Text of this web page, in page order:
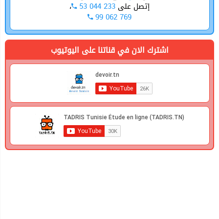
إتصل على 53 044 233 ،
99 062 769
اشترك الان في قناتنا على اليوتيوب